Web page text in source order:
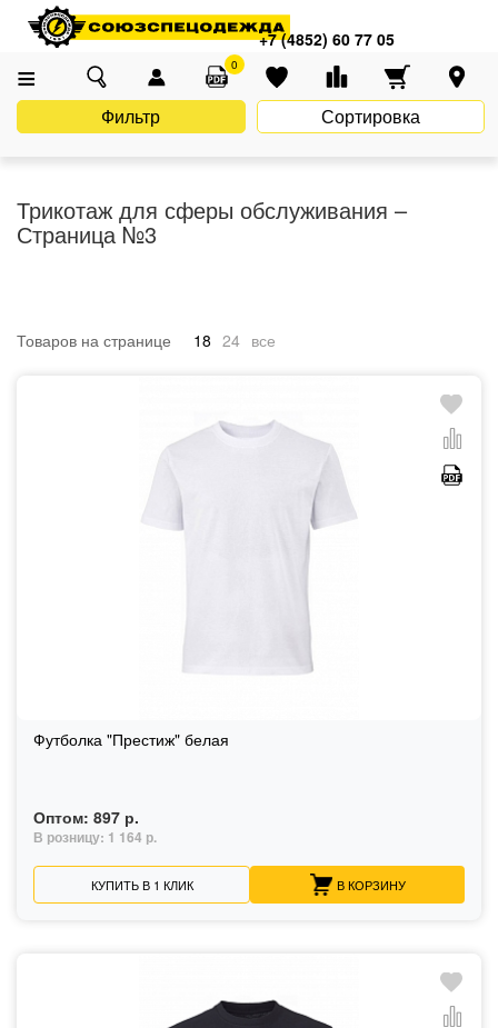
+7 (4852) 60 77 05
0
Главная Каталог Униформа
Сфера обслуживания
Трикотаж для сферы обслуживания
Трикотаж для сферы обслуживания –
Страница №3
Фильтр Сортировка
Товаров на странице 18 24 все
Футболка "Престиж" белая
Оптом: 897 р.
В розницу: 1 164 р.
КУПИТЬ В 1 КЛИК В КОРЗИНУ